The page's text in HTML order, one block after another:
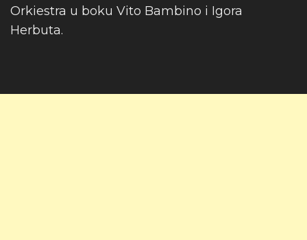
Orkiestra u boku Vito Bambino i Igora
Herbuta.